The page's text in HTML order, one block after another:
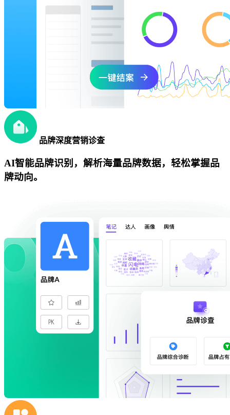
品牌深度营销诊查
AI智能品牌识别，解析海量品牌数据，轻松掌握品
牌动向。